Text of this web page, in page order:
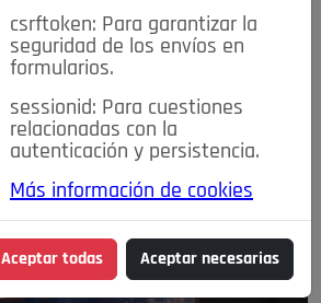
csrftoken: Para garantizar la
seguridad de los envíos en
formularios.
sessionid: Para cuestiones
relacionadas con la
autenticación y persistencia.
Más información de cookies
Aceptar todas Aceptar necesarias